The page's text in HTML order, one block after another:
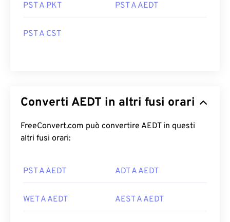
PST A PKT PST A AEDT
PST A CST
Converti AEDT in altri fusi orari
FreeConvert.com può convertire AEDT in questi
altri fusi orari:
PST A AEDT ADT A AEDT
WET A AEDT AEST A AEDT